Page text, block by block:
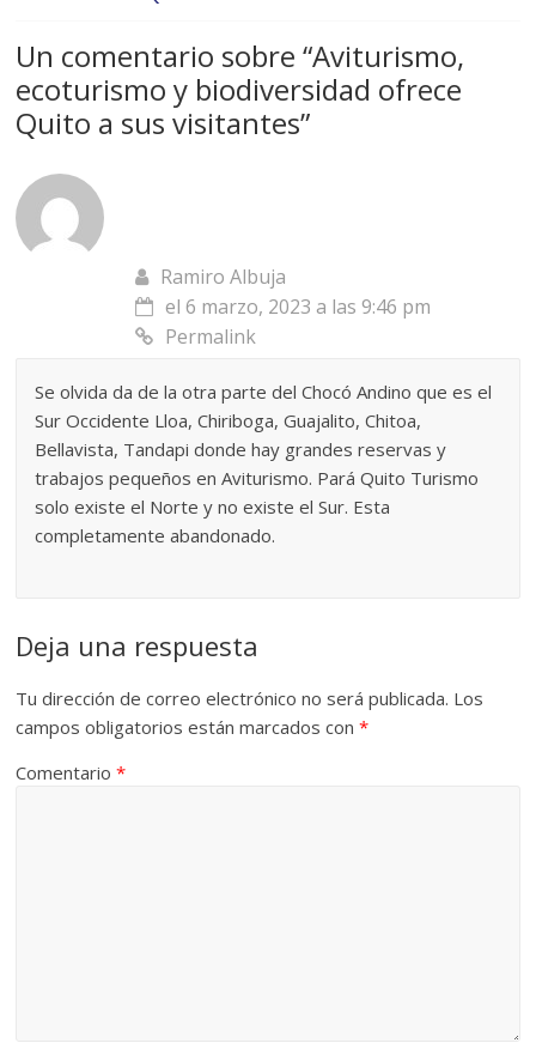
Un comentario sobre “Aviturismo,
ecoturismo y biodiversidad ofrece
Quito a sus visitantes”
Ramiro Albuja
el 6 marzo, 2023 a las 9:46 pm
Permalink
Se olvida da de la otra parte del Chocó Andino que es el
Sur Occidente Lloa, Chiriboga, Guajalito, Chitoa,
Bellavista, Tandapi donde hay grandes reservas y
trabajos pequeños en Aviturismo. Pará Quito Turismo
solo existe el Norte y no existe el Sur. Esta
completamente abandonado.
Deja una respuesta
Tu dirección de correo electrónico no será publicada. Los
campos obligatorios están marcados con*
Comentario*